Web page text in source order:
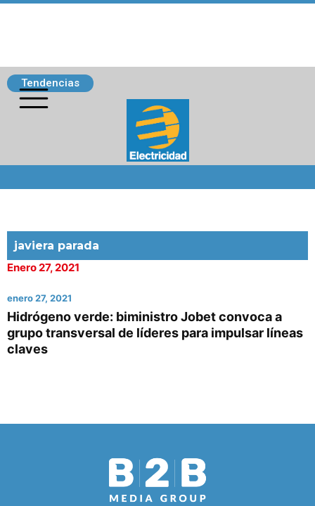
Tendencias
javiera parada
Enero 27, 2021
enero 27, 2021
Hidrógeno verde: biministro Jobet convoca a
grupo transversal de líderes para impulsar líneas
claves